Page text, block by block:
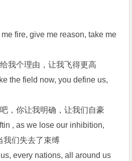
fire, give me reason, take me
我个理由，让我飞得更高
the field now, you define us,
，你让我明确，让我们自豪
, as we lose our inhibition,
我们失去了束缚
every nations, all around us